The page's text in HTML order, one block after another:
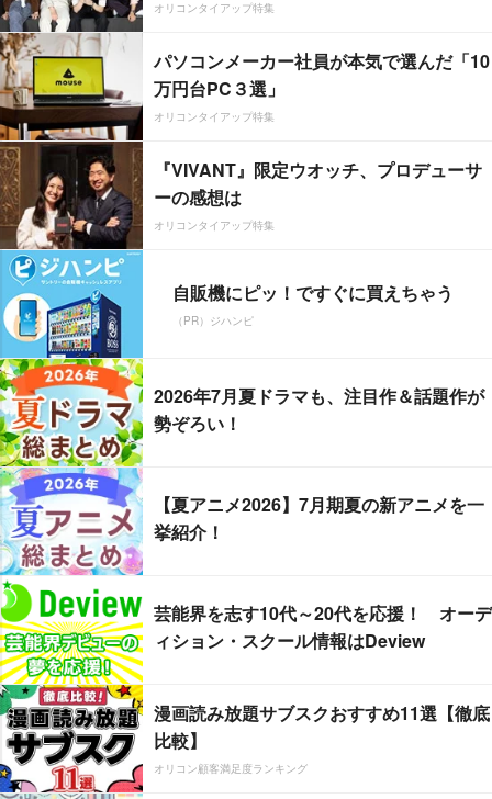
オリコンタイアップ特集
パソコンメーカー社員が本気で選んだ「10
万円台PC３選」
オリコンタイアップ特集
『VIVANT』限定ウオッチ、プロデューサ
ーの感想は
オリコンタイアップ特集
自販機にピッ！ですぐに買えちゃう
（PR）ジハンピ
2026年7月夏ドラマも、注目作＆話題作が
勢ぞろい！
【夏アニメ2026】7月期夏の新アニメを一
挙紹介！
芸能界を志す10代～20代を応援！ オーデ
ィション・スクール情報はDeview
漫画読み放題サブスクおすすめ11選【徹底
比較】
オリコン顧客満足度ランキング